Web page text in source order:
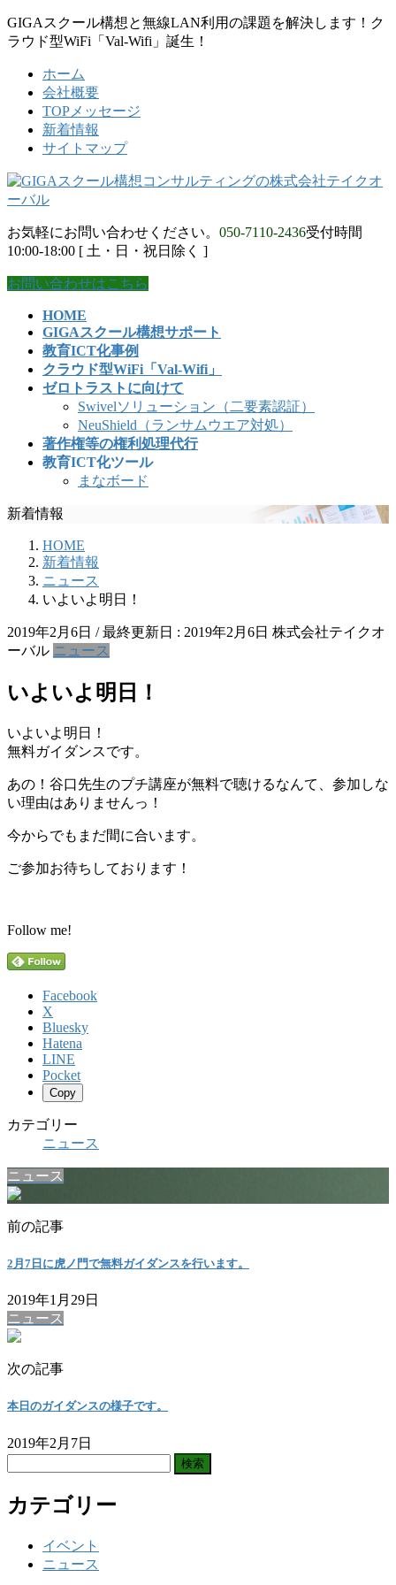
コ
ン
ナ
ビ
移
動
GIGAスクール構想と無線LAN利用の課題を解決します！ク
ラウド型WiFi「Val-Wifi」誕生！
ホーム
会社概要
TOPメッセージ
新着情報
サイトマップ
お気軽にお問い合わせください。 050-7110-2436受付時間
10:00-18:00 [ 土・日・祝日除く ]
お問い合わせはこちら
HOME
GIGAスクール構想サポート
教育ICT化事例
クラウド型WiFi「Val-Wifi」
ゼロトラストに向けて
Swivelソリューション（二要素認証）
NeuShield（ランサムウエア対処）
著作権等の権利処理代行
教育ICT化ツール
まなボード
新着情報
HOME
新着情報
ニュース
いよいよ明日！
2019年2月6日 / 最終更新日 : 2019年2月6日 株式会社テイクオ
ーバル ニュース
いよいよ明日！
いよいよ明日！
無料ガイダンスです。
あの！谷口先生のプチ講座が無料で聴けるなんて、参加しな
い理由はありませんっ！
今からでもまだ間に合います。
ご参加お待ちしております！
Follow me!
Facebook
X
Bluesky
Hatena
LINE
Pocket
Copy
カテゴリー
ニュース
ニュース
前の記事
2月7日に虎ノ門で無料ガイダンスを行います。
2019年1月29日
ニュース
次の記事
本日のガイダンスの様子です。
2019年2月7日
カテゴリー
イベント
ニュース